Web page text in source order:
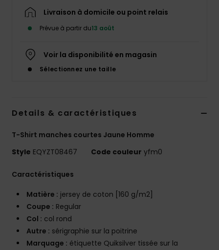
Livraison à domicile ou point relais
Prévue à partir du13 août
Voir la disponibilité en magasin
Sélectionnez une taille
Details & caractéristiques
T-Shirt manches courtes Jaune Homme
Style EQYZT08467 Code couleur yfm0
Caractéristiques
Matière : jersey de coton [160 g/m2]
Coupe : Regular
Col : col rond
Autre : sérigraphie sur la poitrine
Marquage : étiquette Quiksilver tissée sur la